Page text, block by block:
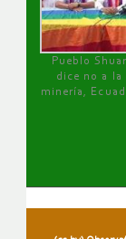
Pueblo Shuar
dice no a la
minería,